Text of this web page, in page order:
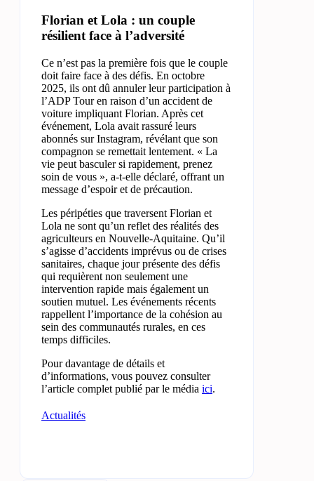
Florian et Lola : un couple
résilient face à l’adversité
Ce n’est pas la première fois que le couple
doit faire face à des défis. En octobre
2025, ils ont dû annuler leur participation à
l’ADP Tour en raison d’un accident de
voiture impliquant Florian. Après cet
événement, Lola avait rassuré leurs
abonnés sur Instagram, révélant que son
compagnon se remettait lentement. « La
vie peut basculer si rapidement, prenez
soin de vous », a-t-elle déclaré, offrant un
message d’espoir et de précaution.
Les péripéties que traversent Florian et
Lola ne sont qu’un reflet des réalités des
agriculteurs en Nouvelle-Aquitaine. Qu’il
s’agisse d’accidents imprévus ou de crises
sanitaires, chaque jour présente des défis
qui requièrent non seulement une
intervention rapide mais également un
soutien mutuel. Les événements récents
rappellent l’importance de la cohésion au
sein des communautés rurales, en ces
temps difficiles.
Pour davantage de détails et
d’informations, vous pouvez consulter
l’article complet publié par le média ici.
Actualités